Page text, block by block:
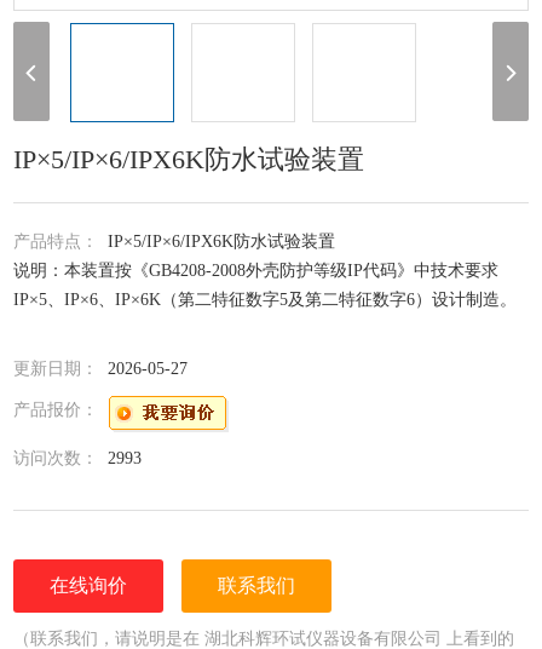
IP×5/IP×6/IPX6K防水试验装置
产品特点：IP×5/IP×6/IPX6K防水试验装置
说明：本装置按《GB4208-2008外壳防护等级IP代码》中技术要求
IP×5、IP×6、IP×6K（第二特征数字5及第二特征数字6）设计制造。
更新日期：2026-05-27
产品报价：
访问次数：2993
在线询价 联系我们
（联系我们，请说明是在 湖北科辉环试仪器设备有限公司 上看到的